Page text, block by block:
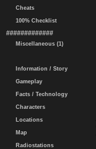
Cheats
100% Checklist
#############
Miscellaneous (1)
Information / Story
Gameplay
Facts / Technology
Characters
Locations
Map
Radiostations